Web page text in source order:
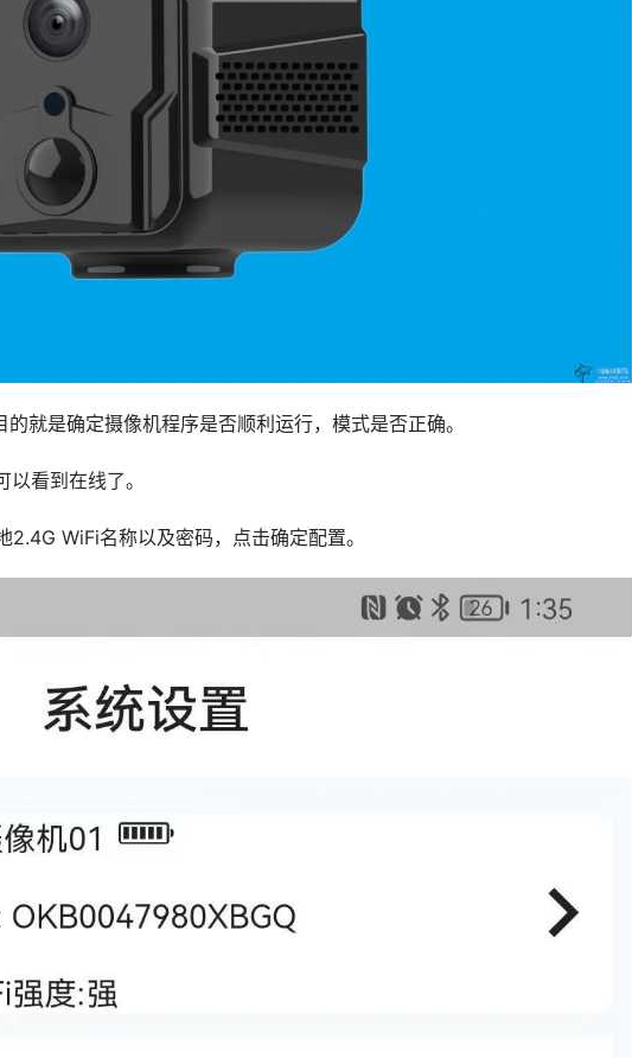
就是确定摄像机程序是否顺利运行，模式是否正确。
看到在线了。
WiFi名称以及密码，点击确定配置。